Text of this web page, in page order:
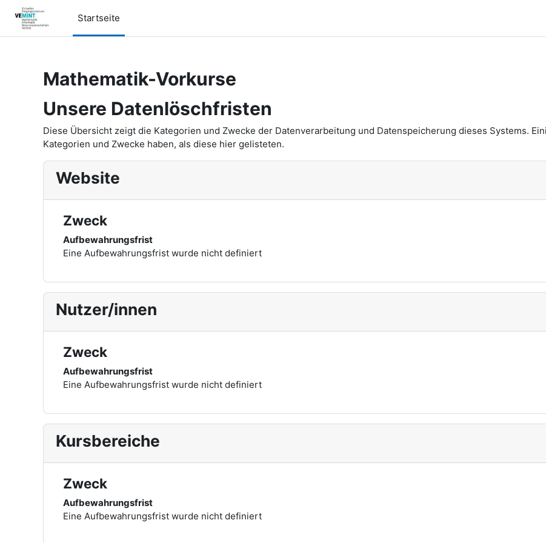
Zum Hauptinhalt
Startseite
Mathematik-Vorkurse
Unsere Datenlöschfristen
Diese Übersicht zeigt die Kategorien und Zwecke der Datenverarbeitung und Datenspeicherung dieses Systems.
Kategorien und Zwecke haben, als diese hier gelisteten.
Website
Zweck
Aufbewahrungsfrist
Eine Aufbewahrungsfrist wurde nicht definiert
Nutzer/innen
Zweck
Aufbewahrungsfrist
Eine Aufbewahrungsfrist wurde nicht definiert
Kursbereiche
Zweck
Aufbewahrungsfrist
Eine Aufbewahrungsfrist wurde nicht definiert